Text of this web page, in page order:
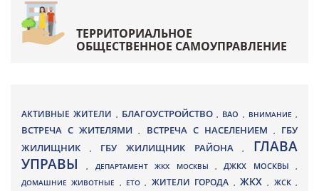
ТЕРРИТОРИАЛЬНОЕ
ОБЩЕСТВЕННОЕ САМОУПРАВЛЕНИЕ
АКТИВНЫЕ ЖИТЕЛИ , БЛАГОУСТРОЙСТВО , ВАО , ВНИМАНИЕ ,
ВСТРЕЧА С ЖИТЕЛЯМИ, ВСТРЕЧА С НАСЕЛЕНИЕМ , ГБУ
ЖИЛИЩНИК
, ГБУ ЖИЛИЩНИК РАЙОНА, ГЛАВА
УПРАВЫ, ДЕПАРТАМЕНТ ЖКХ МОСКВЫ ,ДЖКХ МОСКВЫ ,
ДОМАШНИЕ ЖИВОТНЫЕ , ЕТО, ЖИТЕЛИ ГОРОДА , ЖКХ, ЖСК,